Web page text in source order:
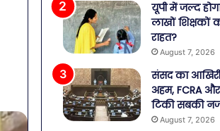
यूपी में जल्द
लाखों शिक्षकों
राहत?
August 7, 2026
संसद का आखिरी
अहम, FCRA
टिकी सबकी
August 7, 2026